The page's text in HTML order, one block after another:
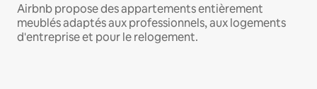
Airbnb propose des appartements entièrement
meublés adaptés aux professionnels, aux logements
d'entreprise et pour le relogement.